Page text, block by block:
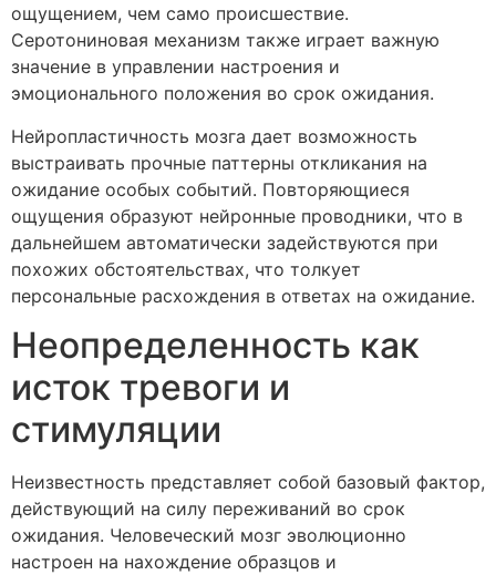
ощущением, чем само происшествие.
Серотониновая механизм также играет важную
значение в управлении настроения и
эмоционального положения во срок ожидания.
Нейропластичность мозга дает возможность
выстраивать прочные паттерны откликания на
ожидание особых событий. Повторяющиеся
ощущения образуют нейронные проводники, что в
дальнейшем автоматически задействуются при
похожих обстоятельствах, что толкует
персональные расхождения в ответах на ожидание.
Неопределенность как
исток тревоги и
стимуляции
Неизвестность представляет собой базовый фактор,
действующий на силу переживаний во срок
ожидания. Человеческий мозг эволюционно
настроен на нахождение образцов и